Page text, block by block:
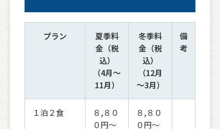
プラン
夏季料
金（税
込）
（4月～
11月）
冬季料
金（税
込）
（12月
～3月）
備
考
１泊２食
８,８０
０円～
８,８０
０円～